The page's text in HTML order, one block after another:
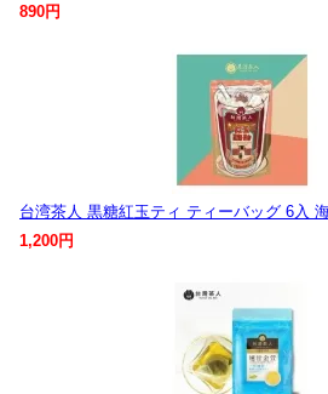
890円
台湾茶人 黒糖紅玉ティ ティーバッグ 6入
1,200円